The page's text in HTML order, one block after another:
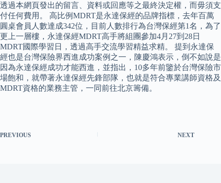
透過本網頁發出的留言、資料或回應等之最終決定權，而毋須支
付任何費用。 高比例MDRT是永達保經的品牌指標，去年百萬
圓桌會員人數達成342位，目前人數排行為台灣保經第1名，為了
更上一層樓，永達保經MDRT高手將組團參加4月27到28日
MDRT國際學習日，透過高手交流學習精益求精。 提到永達保
經也是台灣保險界西進成功案例之一，陳慶鴻表示，倒不如說是
因為永達保經成功才能西進，並指出，10多年前鑒於台灣保險市
場飽和，就帶著永達保經先鋒部隊，也就是符合專業講師資格及
MDRT資格的業務主管，一同前往北京籌備。
PREVIOUS NEXT